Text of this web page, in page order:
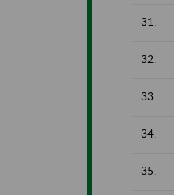
31.
32.
33.
34.
35.